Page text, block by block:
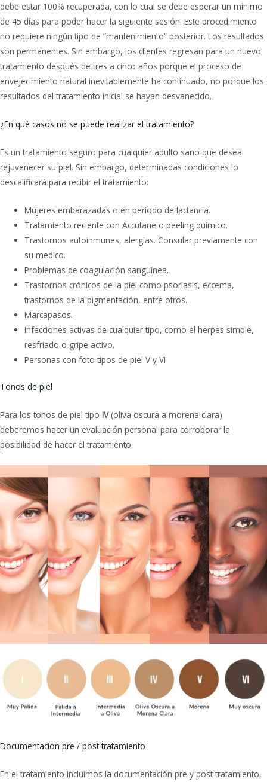
debe estar 100% recuperada, con lo cual se debe esperar un mínimo
de 45 días para poder hacer la siguiente sesión. Este procedimiento
no requiere ningún tipo de “mantenimiento” posterior. Los resultados
son permanentes. Sin embargo, los clientes regresan para un nuevo
tratamiento después de tres a cinco años porque el proceso de
envejecimiento natural inevitablemente ha continuado, no porque los
resultados del tratamiento inicial se hayan desvanecido.
¿En qué casos no se puede realizar el tratamiento?
Es un tratamiento seguro para cualquier adulto sano que desea
rejuvenecer su piel. Sin embargo, determinadas condiciones lo
descalificará para recibir el tratamiento:
Mujeres embarazadas o en periodo de lactancia.
Tratamiento reciente con Accutane o peeling químico.
Trastornos autoinmunes, alergias. Consular previamente con
su medico.
Problemas de coagulación sanguínea.
Trastornos crónicos de la piel como psoriasis, eccema,
trastornos de la pigmentación, entre otros.
Marcapasos.
Infecciones activas de cualquier tipo, como el herpes simple,
resfriado o gripe activo.
Personas con foto tipos de piel V y VI
Tonos de piel
Para los tonos de piel tipo IV(oliva oscura a morena clara)
deberemos hacer un evaluación personal para corroborar la
posibilidad de hacer el tratamiento.
Documentación pre / post tratamiento
En el tratamiento incluimos la documentación pre y post tratamiento,